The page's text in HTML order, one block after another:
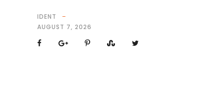
IDENT
AUGUST 7, 2026